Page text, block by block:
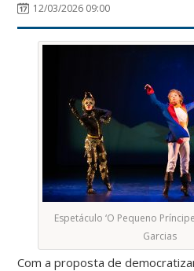
12/03/2026 09:00
Espetáculo ‘O Pequeno
Garcias
Com a proposta de